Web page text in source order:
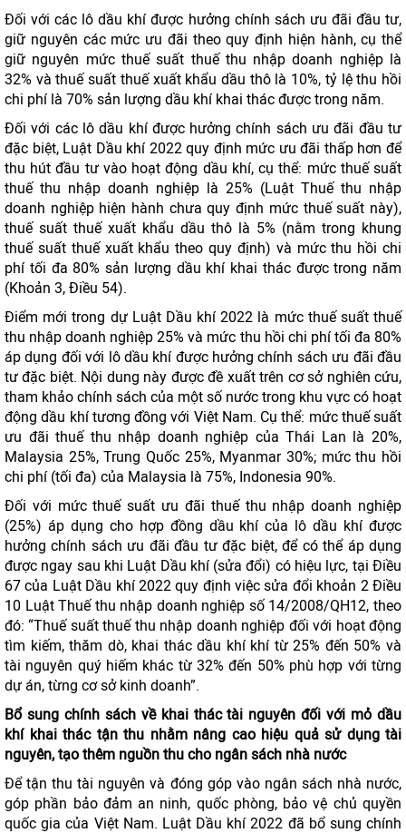
Đối với các lô dầu khí được hưởng chính sách ưu đãi đầu tư,
giữ nguyên các mức ưu đãi theo quy định hiện hành, cụ thể
giữ nguyên mức thuế suất thuế thu nhập doanh nghiệp là
32% và thuế suất thuế xuất khẩu dầu thô là 10%, tỷ lệ thu hồi
chi phí là 70% sản lượng dầu khí khai thác được trong năm.
Đối với các lô dầu khí được hưởng chính sách ưu đãi đầu tư
đặc biệt, Luật Dầu khí 2022 quy định mức ưu đãi thấp hơn để
thu hút đầu tư vào hoạt động dầu khí, cụ thể: mức thuế suất
thuế thu nhập doanh nghiệp là 25% (Luật Thuế thu nhập
doanh nghiệp hiện hành chưa quy định mức thuế suất này),
thuế suất thuế xuất khẩu dầu thô là 5% (nằm trong khung
thuế suất thuế xuất khẩu theo quy định) và mức thu hồi chi
phí tối đa 80% sản lượng dầu khí khai thác được trong năm
(Khoản 3, Điều 54).
Điểm mới trong dự Luật Dầu khí 2022 là mức thuế suất thuế
thu nhập doanh nghiệp 25% và mức thu hồi chi phí tối đa 80%
áp dụng đối với lô dầu khí được hưởng chính sách ưu đãi đầu
tư đặc biệt. Nội dung này được đề xuất trên cơ sở nghiên cứu,
tham khảo chính sách của một số nước trong khu vực có hoạt
động dầu khí tương đồng với Việt Nam. Cụ thể: mức thuế suất
ưu đãi thuế thu nhập doanh nghiệp của Thái Lan là 20%,
Malaysia 25%, Trung Quốc 25%, Myanmar 30%; mức thu hồi
chi phí (tối đa) của Malaysia là 75%, Indonesia 90%.
Đối với mức thuế suất ưu đãi thuế thu nhập doanh nghiệp
(25%) áp dụng cho hợp đồng dầu khí của lô dầu khí được
hưởng chính sách ưu đãi đầu tư đặc biệt, để có thể áp dụng
được ngay sau khi Luật Dầu khí (sửa đổi) có hiệu lực, tại Điều
67 của Luật Dầu khí 2022 quy định việc sửa đổi khoản 2 Điều
10 Luật Thuế thu nhập doanh nghiệp số 14/2008/QH12, theo
đó: “Thuế suất thuế thu nhập doanh nghiệp đối với hoạt động
tìm kiếm, thăm dò, khai thác dầu khí khí từ 25% đến 50% và
tài nguyên quý hiếm khác từ 32% đến 50% phù hợp với từng
dự án, từng cơ sở kinh doanh”.
Bổ sung chính sách về khai thác tài nguyên đối với mỏ dầu
khí khai thác tận thu nhằm nâng cao hiệu quả sử dụng tài
nguyên, tạo thêm nguồn thu cho ngân sách nhà nước
Để tận thu tài nguyên và đóng góp vào ngân sách nhà nước,
góp phần bảo đảm an ninh, quốc phòng, bảo vệ chủ quyền
quốc gia của Việt Nam. Luật Dầu khí 2022 đã bổ sung chính